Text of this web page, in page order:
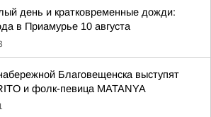
день и кратковременные дожди:
в Приамурье 10 августа
Благовещенска выступят
и фолк-певица MATANYA